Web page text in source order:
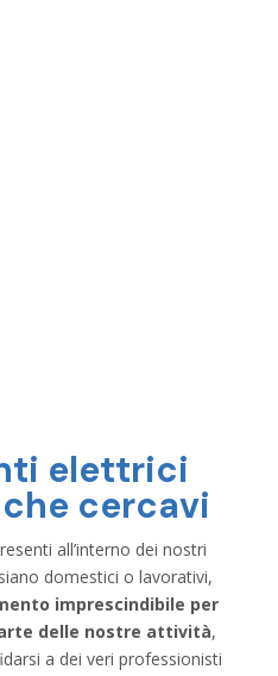
elettrici
cercavi
all’interno dei nostri
domestici o lavorativi,
imprescindibile per
delle nostre attività,
a dei veri professionisti